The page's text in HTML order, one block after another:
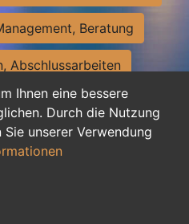
Ihnen eine bessere
Durch die Nutzung
unserer Verwendung
Beratung
Abschlussarbeiten
Sekretariat
Nebenjobs
Ausbildung